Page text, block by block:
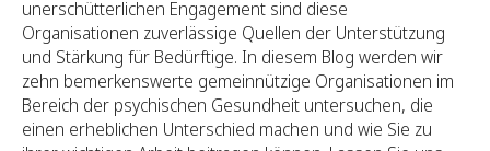
unerschütterlichen Engagement sind diese
Organisationen zuverlässige Quellen der Unterstützung
und Stärkung für Bedürftige. In diesem Blog werden wir
zehn bemerkenswerte gemeinnützige Organisationen im
Bereich der psychischen Gesundheit untersuchen, die
einen erheblichen Unterschied machen und wie Sie zu